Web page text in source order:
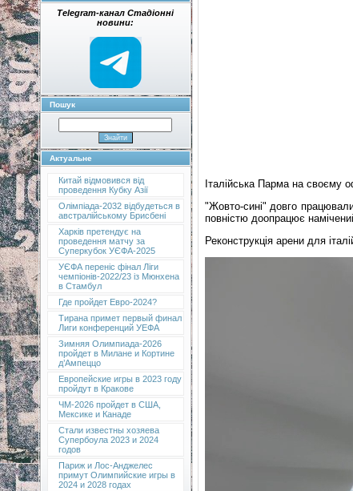
Telegram-канал Стадіонні
новини:
Пошук
Актуальне
Китай відмовився від
проведення Кубку Азії
Олімпіада-2032 відбудеться в
австралійському Брисбені
Харків претендує на
проведення матчу за
Суперкубок УЄФА-2025
УЄФА переніс фінал Ліги
чемпіонів-2022/23 із Мюнхена
в Стамбул
Где пройдет Евро-2024?
Тирана примет первый финал
Лиги конференций УЕФА
Зимняя Олимпиада-2026
пройдет в Милане и Кортине
д’Ампеццо
Европейские игры в 2023 году
пройдут в Кракове
ЧМ-2026 пройдет в США,
Мексике и Канаде
Стали известны хозяева
Супербоула 2023 и 2024
годов
Париж и Лос-Анджелес
примут Олимпийские игры в
2024 и 2028 годах
Італійська Парма на своєму
"Жовто-сині" довго
повністю доопрацює
Реконструкція арени для